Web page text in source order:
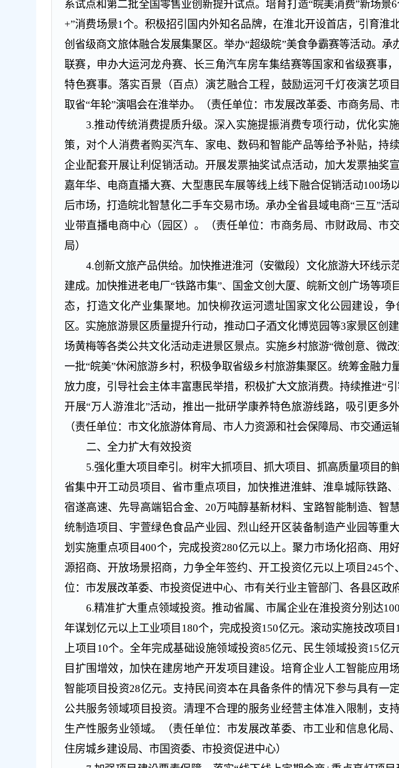
系试点和第二批全国零售业创新提升试点。培育打造“皖美消费”新场景6
+”消费场景1 个。积极招引国内外知名品牌，在淮北开设首店，引育淮
创省级商文旅体融合发展集聚区。举办“超级皖”美食争霸赛等活动。承
联赛，申办大运河龙舟赛、长三角汽车房车集结赛等国家和省级赛事
特色赛事。落实百景（百点）演艺融合工程，鼓励运河千灯夜演艺项
取省“年轮”演唱会在淮举办。
（责任单位：市发展改革委、市商务局、
3.推动传统消费提质升级。 深入实施提振消费专项行动，优化实
策，对个人消费者购买汽车、家电、数码和智能产品等给予补贴，持
企业配套开展让利促销活动。开展发票抽奖试点活动，加大发票抽奖
嘉年华、电商直播大赛、大型惠民车展等线上线下融合促销活动100场
后市场，打造皖北智慧化二手车交易市场。承办全省县域电商“三互”活
业带直播电商中心（园区）。
（责任单位：市商务局、市财政局、市
局）
4.创新文旅产品供给。 加快推进淮河（安徽段）文化旅游大环线示
建成。加快推进老电厂“铁路市集”、
国金文创大厦、皖新文创广场等项
态，打造文化产业集聚地。加快柳孜运河遗址国家文化公园建设，争
区。实施旅游景区质量提升行动，推动口子酒文化博览园等3家景区创建
场黄梅等各类公共文化活动走进景区景点。实施乡村旅游“微创意、微
一批“皖美”休闲旅游乡村，积极争取省级乡村旅游集聚区。统筹金融力
放力度，引导社会主体丰富惠民举措，积极扩大文旅消费。持续推进“
开展“万人游淮北”活动，推出一批研学康养特色旅游线路，吸引更多
（责任单位：市文化旅游体育局、市人力资源和社会保障局、市交通运
二、全力扩大有效投资
5.强化重大项目牵引。 树牢大抓项目、抓大项目、抓高质量项目的
省集中开工动员项目、省市重点项目，加快推进淮蚌、淮阜城际铁路、
宿遂高速、先导高端铝合金、 20万吨醇基新材料、宝路智能制造、智
统制造项目、宇萱绿色食品产业园、烈山经开区装备制造产业园等重
划实施重点项目400个，完成投资280亿元以上。聚力市场化招商、用
源招商、开放场景招商，力争全年签约、开工投资亿元以上项目 245个、
位：市发展改革委、市投资促进中心、市有关行业主管部门、各县区政府
6.精准扩大重点领域投资。推动省属、市属企业在淮投资分别达100
年谋划亿元以上工业项目 180个，完成投资150亿元。滚动实施技改项目
上项目 10个。全年完成基础设施领域投资85亿元、民生领域投资15亿
目扩围增效，加快在建房地产开发项目建设。培育企业人工智能应用
智能项目投资28亿元。支持民间资本在具备条件的情况下参与具有一
公共服务领域项目投资。清理不合理的服务业经营主体准入限制，支
生产性服务业领域。
（责任单位：市发展改革委、市工业和信息化局
住房城乡建设局、市国资委、市投资促进中心）